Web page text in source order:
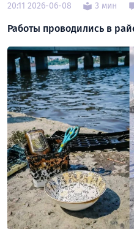
20:11 2026-06-08 3 мин
Работы проводились в